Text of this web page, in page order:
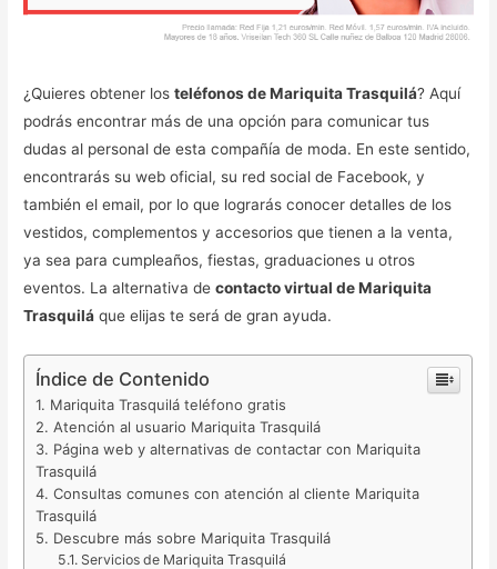
¿Quieres obtener losteléfonos de Mariquita Trasquilá? Aquí
podrás encontrar más de una opción para comunicar tus
dudas al personal de esta compañía de moda. En este sentido,
encontrarás su web oficial, su red social de Facebook, y
también el email, por lo que lograrás conocer detalles de los
vestidos, complementos y accesorios que tienen a la venta,
ya sea para cumpleaños, fiestas, graduaciones u otros
eventos. La alternativa decontacto virtual de Mariquita
Trasquilá que elijas te será de gran ayuda.
Índice de Contenido
Mariquita Trasquilá teléfono gratis
Atención al usuario Mariquita Trasquilá
Página web y alternativas de contactar con Mariquita
Trasquilá
Consultas comunes con atención al cliente Mariquita
Trasquilá
Descubre más sobre Mariquita Trasquilá
Servicios de Mariquita Trasquilá